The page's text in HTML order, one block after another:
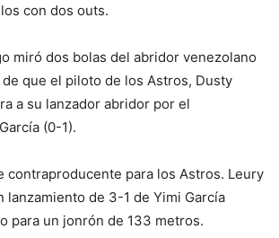
con dos outs.
miró dos bolas del abridor venezolano
de que el piloto de los Astros, Dusty
a su lanzador abridor por el
(0-1).
contraproducente para los Astros. Leury
lanzamiento de 3-1 de Yimi García
para un jonrón de 133 metros.